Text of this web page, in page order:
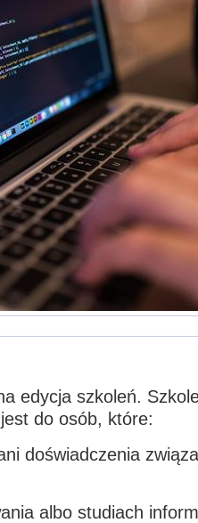
edycja szkoleń.
do osób, które:
doświadczenia
albo studiach